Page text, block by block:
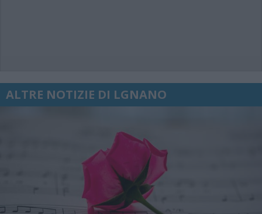
ALTRE NOTIZIE DI LGNANO